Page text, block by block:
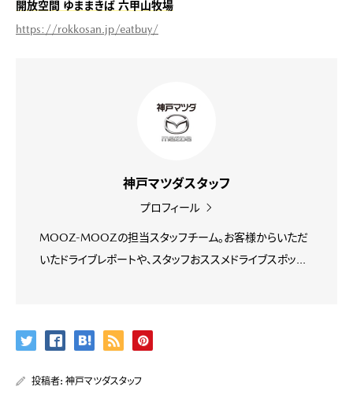
開放空間 ゆままきば 六甲山牧場
https://rokkosan.jp/eatbuy/
神戸マツダスタッフ
プロフィール
MOOZ-MOOZの担当スタッフチーム。お客様からいただ
いたドライブレポートや、スタッフおススメドライブスポッ...
投稿者: 神戸マツダスタッフ